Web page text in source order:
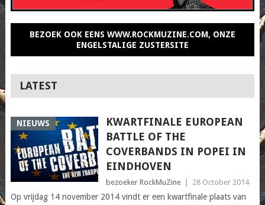
BEZOEK OOK EENS WWW.ROCKMUZINE.COM, ONZE
ENGELSTALIGE ZUSTERSITE
LATEST
NIEUWS
KWARTFINALE EUROPEAN
BATTLE OF THE
COVERBANDS IN POPEI IN
EINDHOVEN
bezoeker RockMuZine 28 October 2014
Op vrijdag 14 november 2014 vindt er een kwartfinale plaats van